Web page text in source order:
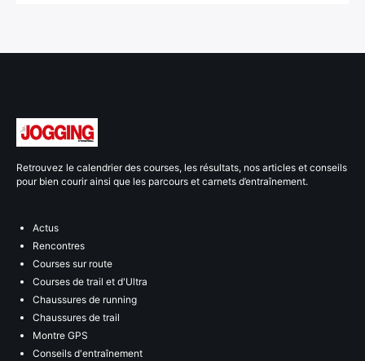
Retrouvez le calendrier des courses, les résultats, nos articles et conseils
pour bien courir ainsi que les parcours et carnets d’entraînement.
Actus
Rencontres
Courses sur route
Courses de trail et d'Ultra
Chaussures de running
Chaussures de trail
Montre GPS
Conseils d'entraînement